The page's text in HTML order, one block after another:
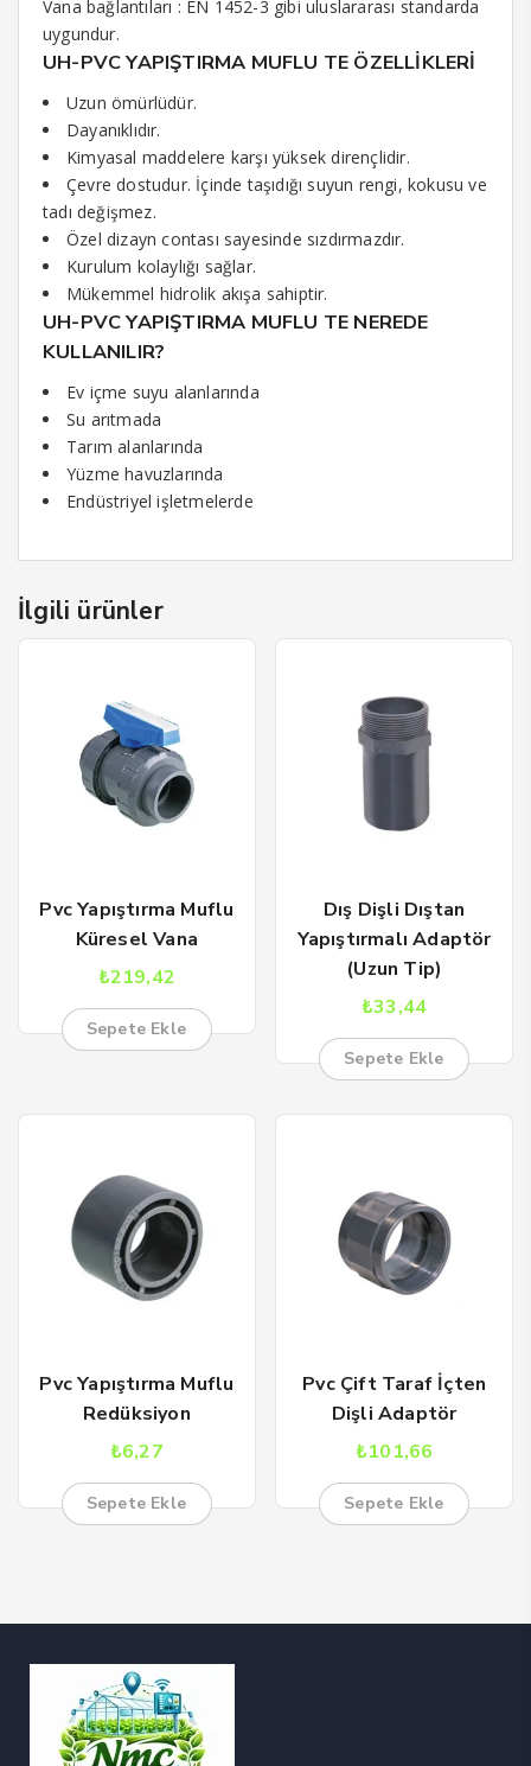
Vana bağlantıları : EN 1452-3 gibi uluslararası standarda
uygundur.
UH-PVC YAPIŞTIRMA MUFLU TE ÖZELLİKLERİ
Uzun ömürlüdür.
Dayanıklıdır.
Kimyasal maddelere karşı yüksek dirençlidir.
Çevre dostudur. İçinde taşıdığı suyun rengi, kokusu ve
tadı değişmez.
Özel dizayn contası sayesinde sızdırmazdır.
Kurulum kolaylığı sağlar.
Mükemmel hidrolik akışa sahiptir.
UH-PVC YAPIŞTIRMA MUFLU TE NEREDE
KULLANILIR?
Ev içme suyu alanlarında
Su arıtmada
Tarım alanlarında
Yüzme havuzlarında
Endüstriyel işletmelerde
İlgili ürünler
Pvc Yapıştırma Muflu
Küresel Vana
₺219,42
Sepete Ekle
Dış Dişli Dıştan
Yapıştırmalı Adaptör
(Uzun Tip)
₺33,44
Sepete Ekle
Pvc Yapıştırma Muflu
Redüksiyon
₺6,27
Sepete Ekle
Pvc Çift Taraf İçten
Dişli Adaptör
₺101,66
Sepete Ekle